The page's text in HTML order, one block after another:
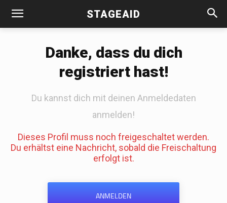
STAGEAID
Danke, dass du dich
registriert hast!
Du kannst dich mit deinen Anmeldedaten
anmelden!
Dieses Profil muss noch freigeschaltet werden.
Du erhältst eine Nachricht, sobald die Freischaltung
erfolgt ist.
ANMELDEN